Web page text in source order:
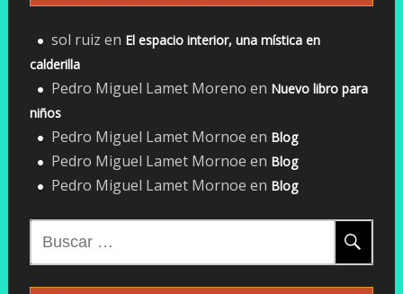
sol ruiz en El espacio interior, una mística en
calderilla
Pedro Miguel Lamet Moreno en Nuevo libro para
niños
Pedro Miguel Lamet Mornoe en Blog
Pedro Miguel Lamet Mornoe en Blog
Pedro Miguel Lamet Mornoe en Blog